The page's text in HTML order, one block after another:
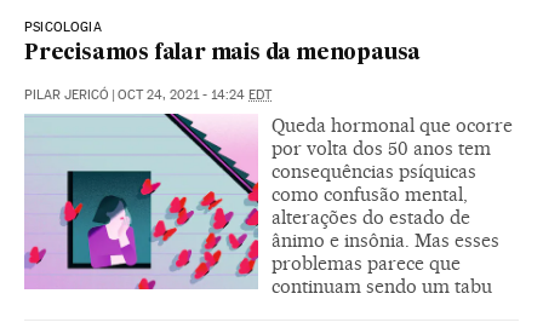
PSICOLOGIA
Precisamos falar mais da menopausa
PILAR JERICÓ OCT 24, 2021 - 14:24 EDT
Queda hormonal que ocorre
por volta dos 50 anos tem
consequências psíquicas
como confusão mental,
alterações do estado de
ânimo e insônia. Mas esses
problemas parece que
continuam sendo um tabu